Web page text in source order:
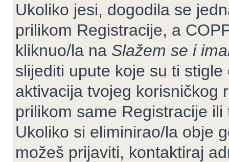
Ukoliko jesi, dogodila se
prilikom Registracije, a
kliknuo/la na Slažem se i
slijediti upute koje su ti
aktivacija tvojeg korisničkog
prilikom same Registracije
Ukoliko si eliminirao/la obje
možeš prijaviti, kontaktiraj